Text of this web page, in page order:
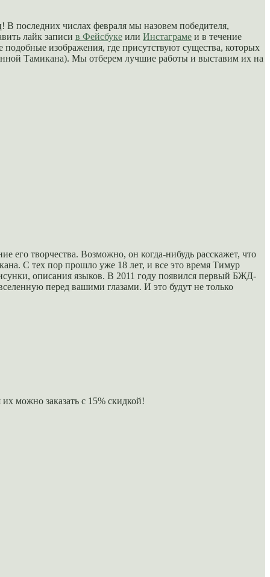
последних числах февраля мы назовем победителя,
лайк записи в Фейсбуке или Инстаграме и в течение
изображения, где присутствуют существа, которых
Тамикана). Мы отберем лучшие работы и выставим их на
его творчества. Возможно, он когда-нибудь расскажет, что
С тех пор прошло уже 18 лет, и все это время Тимур
описания языков. В 2011 году появился первый БЖД-
перед вашими глазами. И это будут не только
можно заказать с 15% скидкой!